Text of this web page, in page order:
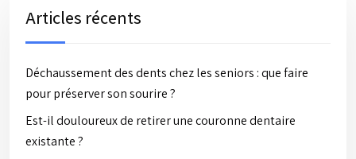
Articles récents
Déchaussement des dents chez les seniors : que faire
pour préserver son sourire ?
Est-il douloureux de retirer une couronne dentaire
existante ?